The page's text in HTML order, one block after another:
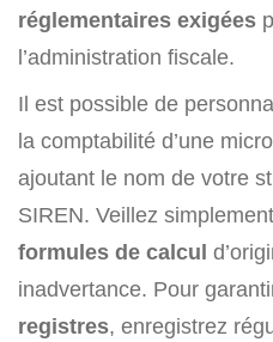
réglementaires exigées
l’administration fiscale.
Il est possible de
la comptabilité d’une
ajoutant le nom de votre
SIREN. Veillez
formules de calcul
inadvertance. Pour
registres, enregistrez